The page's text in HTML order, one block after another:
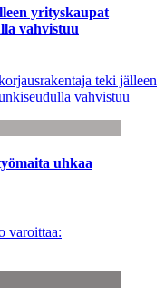
yrityskaupat
vahvistuu
teki jälleen
vahvistuu
uhkaa
varoittaa: